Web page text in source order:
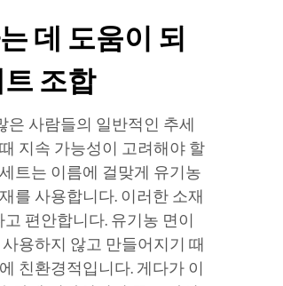
데 도움이 되
조합
사람들의 일반적인 추세
지속 가능성이 고려해야 할
트는 이름에 걸맞게 유기농
를 사용합니다. 이러한 소재
편안합니다. 유기농 면이
용하지 않고 만들어지기 때
친환경적입니다. 게다가 이